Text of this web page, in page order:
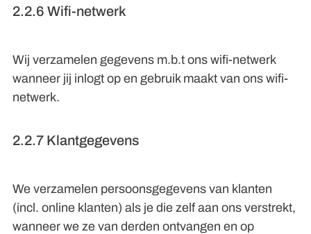
2.2.6 Wifi-netwerk
Wij verzamelen gegevens m.b.t ons wifi-netwerk
wanneer jij inlogt op en gebruik maakt van ons wifi-
netwerk.
2.2.7 Klantgegevens
We verzamelen persoonsgegevens van klanten
(incl. online klanten) als je die zelf aan ons verstrekt,
wanneer we ze van derden ontvangen en op